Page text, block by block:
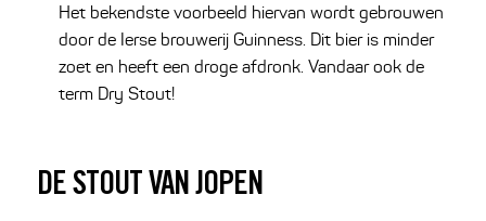
Het bekendste voorbeeld hiervan wordt gebrouwen
door de Ierse brouwerij Guinness. Dit bier is minder
zoet en heeft een droge afdronk. Vandaar ook de
term Dry Stout!
DE STOUT VAN JOPEN